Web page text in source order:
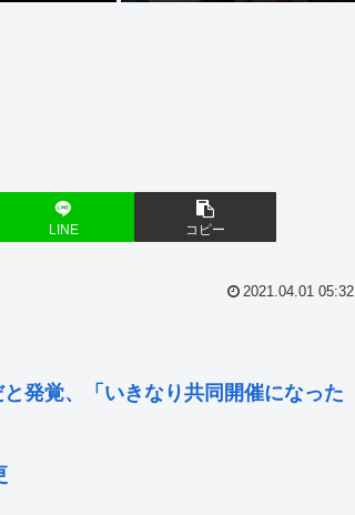
LINE コピー
2021.04.01 05:32
発覚、「いきなり共同開催になった